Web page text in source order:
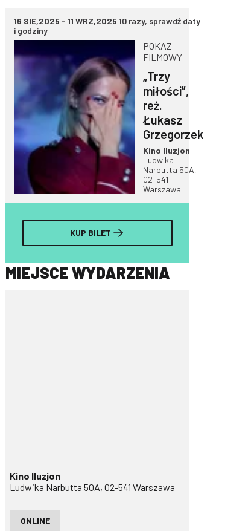
16 SIE,2025 - 11 WRZ,2025 10 razy, sprawdź daty
i godziny
POKAZ
FILMOWY
„Trzy
miłości”,
reż.
Łukasz
Grzegorzek
Kino Iluzjon
Ludwika
Narbutta 50A,
02-541
Warszawa
KUP BILET
MIEJSCE WYDARZENIA
Kino Iluzjon
Ludwika Narbutta 50A, 02-541 Warszawa
ONLINE